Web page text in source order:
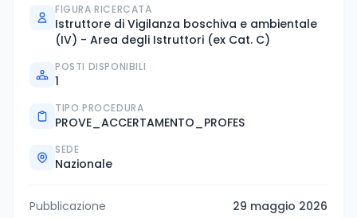
FIGURA RICERCATA
Istruttore di Vigilanza boschiva e ambientale
(IV) - Area degli Istruttori (ex Cat. C)
POSTI DISPONIBILI
1
TIPO PROCEDURA
PROVE_ACCERTAMENTO_PROFES
SEDE
Nazionale
Pubblicazione
29 maggio 2026